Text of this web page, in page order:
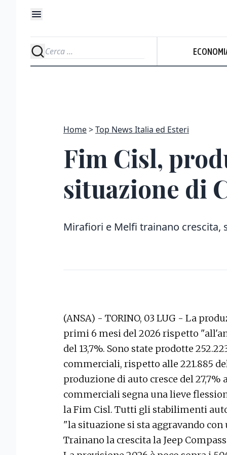
Home Top News Italia ed Esteri
Fim Cisl,
situazione di
Mirafiori e Melfi trainano crescita,
(ANSA) - TORINO, 03 LUG - La
primi 6 mesi del 2026 rispetto
del 13,7%. Sono state prodotte
commerciali, rispetto alle 221.885
produzione di auto cresce del 27,7%
commerciali segna una lieve
la Fim Cisl. Tutti gli stabilimenti
"la situazione si sta aggravando
Trainano la crescita la Jeep